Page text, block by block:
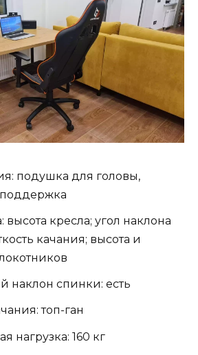
подушка для головы,
высота кресла; угол наклона
качания; высота и
наклон спинки: есть
топ-ган
нагрузка: 160 кг